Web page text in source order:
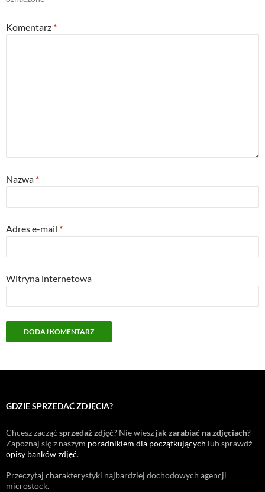
Komentarz *
Nazwa *
Adres e-mail *
Witryna internetowa
GDZIE SPRZEDAĆ ZDJĘCIA?
Chcesz zacząć sprzedaż zdjęć? Nie wiesz jak zarabiać na zdjęciach?
Zapoznaj się z naszym poradnikiem dla początkujących lub sprawdź
opisy banków zdjęć.
Przeczytaj charakterystyki najbardziej dochodowych agencji
microstock.